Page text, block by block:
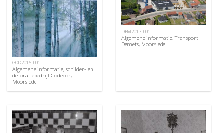
GOD2016_001
Algemene informatie, schilder- en
decoratiebedrijf Godecor,
Moorslede
DEM2017_001
Algemene informatie, Transport
Demets, Moorslede